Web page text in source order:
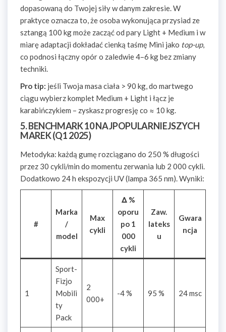
dopasowaną do Twojej siły w danym zakresie. W
praktyce oznacza to, że osoba wykonująca przysiad ze
sztangą 100 kg może zacząć od pary Light + Medium i w
miarę adaptacji dokładać cienką taśmę Mini jako top-up,
co podnosi łączny opór o zaledwie 4–6 kg bez zmiany
techniki.
Pro tip: jeśli Twoja masa ciała > 90 kg, do martwego
ciągu wybierz komplet Medium + Light i łącz je
karabińczykiem – zyskasz progresję co ≈ 10 kg.
5. BENCHMARK 10 NAJPOPULARNIEJSZYCH
MAREK (Q1 2025)
Metodyka: każdą gumę rozciągano do 250 % długości
przez 30 cykli/min do momentu zerwania lub 2 000 cykli.
Dodatkowo 24 h ekspozycji UV (lampa 365 nm). Wyniki:
#
Marka
/
model
Max
cykli
Δ %
oporu
po 1
000
cykli
Zaw.
lateks
u
Gwara
ncja
1
Sport-
Fizjo
Mobili
ty
Pack
2
000+
-4 % 95 % 24 msc